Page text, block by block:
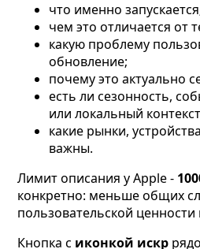
что именно
чем это отличается от
какую проблему
обновление;
почему это актуально
есть ли сезонность,
или локальный
какие рынки,
важны.
Лимит описания у Apple -
конкретно: меньше общих
пользовательской ценности
Кнопка с иконкой искр